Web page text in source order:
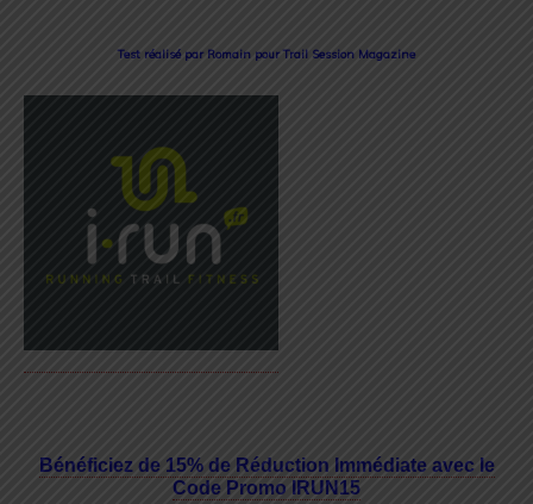
Test réalisé par Romain pour Trail Session Magazine
Bénéficiez de 15% de Réduction Immédiate avec le
Code Promo IRUN15